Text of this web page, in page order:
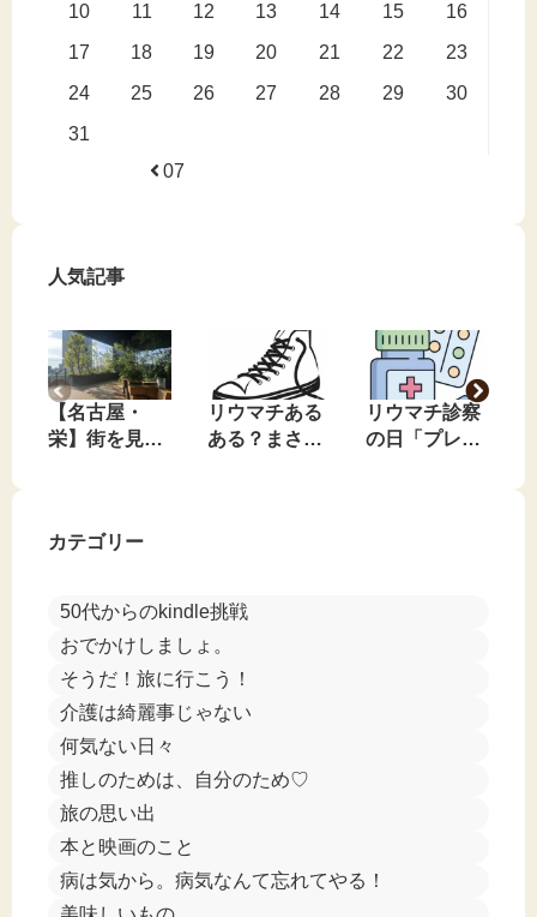
10
11 12 13 14 15
16
17
18 19 20 21 22
23
24
25 26 27 28 29
30
31
07
人気記事
【名古屋・
栄】街を見下
ト
リウマチある
ある？まさか
リウマチ診察
の日「プレド
カテゴリー
50代からのkindle挑戦
おでかけしましょ。
そうだ！旅に行こう！
介護は綺麗事じゃない
何気ない日々
推しのためは、自分のため♡
旅の思い出
本と映画のこと
病は気から。病気なんて忘れてやる！